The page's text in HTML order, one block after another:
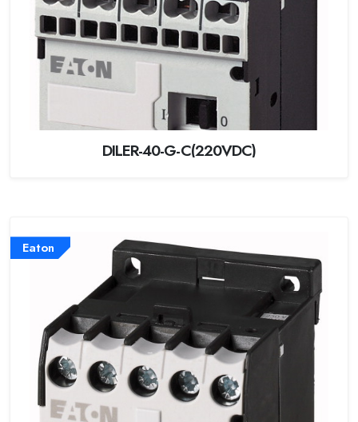
DILER-40-G-C(220VDC)
Eaton